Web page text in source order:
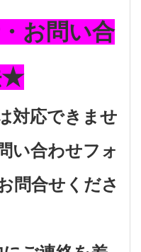
お問い合
★
対応できませ
い合わせフォ
問合せくださ